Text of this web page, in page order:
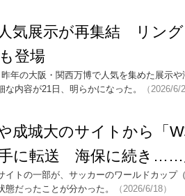
気展示が再集結 リン
登場
年の大阪・関西万博で人気を集めた展示
内容が21日、明らかになった。
（2026/6/
成城大のサイトから「
に転送 海保に続き……
イトの一部が、サッカーのワールドカップ
だったことが分かった。
（2026/6/18）